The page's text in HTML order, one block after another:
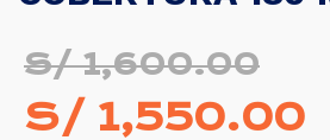
S/1,600.00
S/ 1,550.00